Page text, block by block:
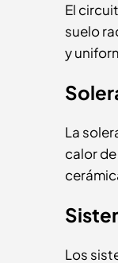
El
suelo
y
La
calor
Los